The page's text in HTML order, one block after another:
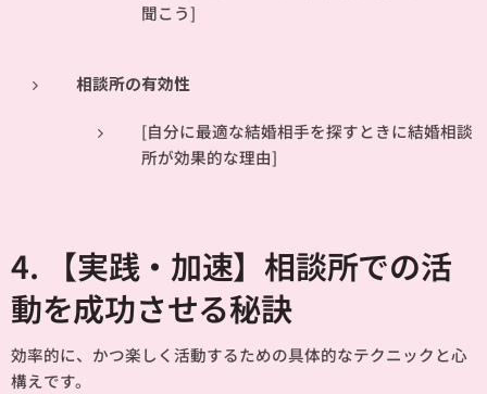
聞こう]
相談所の有効性
[自分に最適な結婚相手を探すときに結婚相談
所が効果的な理由]
4. 【実践・加速】相談所での活
動を成功させる秘訣
効率的に、かつ楽しく活動するための具体的なテクニックと心
構えです。